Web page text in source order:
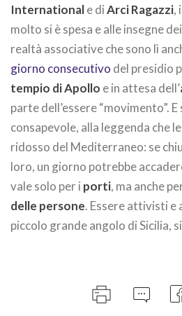
Internationale diArci Ragazzi,
molto si è spesa e alle insegne
realtà associative che sono lì
giorno consecutivo del presidio
tempio di Apollo e in attesa dell’
parte dell’essere “movimento”.
consapevole, alla leggenda che
ridosso del Mediterraneo: se
loro, un giorno potrebbe
vale solo per i porti, ma anche
delle persone. Essere attivisti e
piccolo grande angolo di Sicilia,